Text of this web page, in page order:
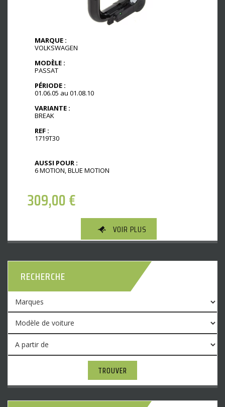
MARQUE :
VOLKSWAGEN
MODÈLE :
PASSAT
PÉRIODE :
01.06.05 au 01.08.10
VARIANTE :
BREAK
REF :
1719T30
AUSSI POUR :
6 MOTION, BLUE MOTION
309,00€
VOIR PLUS
RECHERCHE
TROUVER